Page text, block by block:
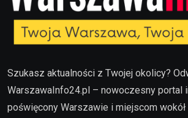
Szukasz aktualności z Twojej okolicy?
WarszawaInfo24.pl – nowoczesny portal
poświęcony Warszawie i miejscom